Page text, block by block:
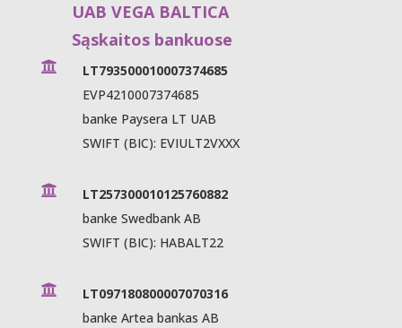
UAB VEGA BALTICA
Sąskaitos bankuose

LT793500010007374685
EVP4210007374685
banke Paysera LT UAB
SWIFT (BIC): EVIULT2VXXX

LT257300010125760882
banke Swedbank AB
SWIFT (BIC): HABALT22

LT097180800007070316
banke Artea bankas AB